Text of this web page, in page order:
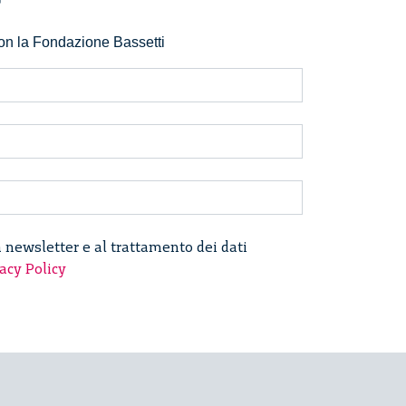
la Fondazione Bassetti
newsletter e al trattamento dei dati
Policy